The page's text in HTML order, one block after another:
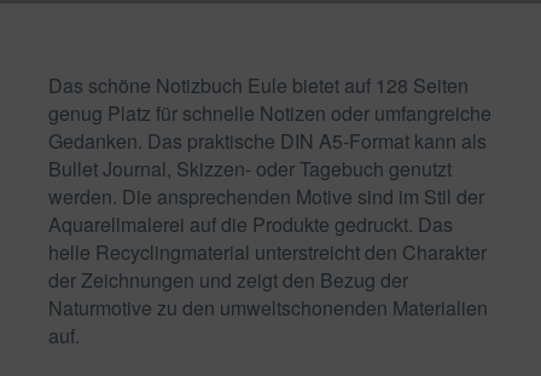
Das schöne Notizbuch Eule bietet auf 128 Seiten
genug Platz für schnelle Notizen oder umfangreiche
Gedanken. Das praktische DIN A5-Format kann als
Bullet Journal, Skizzen- oder Tagebuch genutzt
werden. Die ansprechenden Motive sind im Stil der
Aquarellmalerei auf die Produkte gedruckt. Das
helle Recyclingmaterial unterstreicht den Charakter
der Zeichnungen und zeigt den Bezug der
Naturmotive zu den umweltschonenden Materialien
auf.